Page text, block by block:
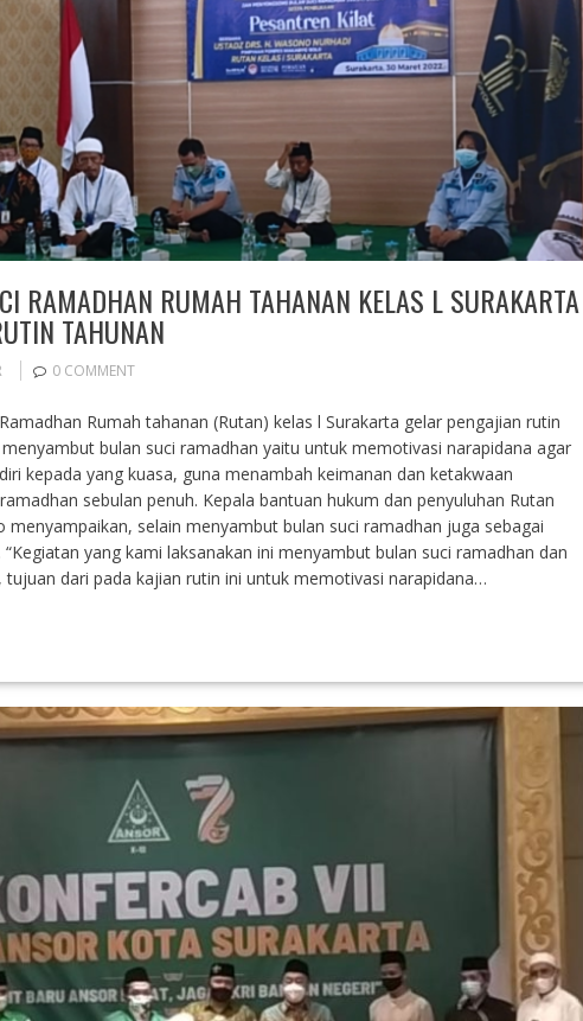
RAMADHAN RUMAH TAHANAN KELAS L SURAKARTA
TAHUNAN
0 COMMENT
Rumah tahanan (Rutan) kelas l Surakarta gelar pengajian rutin
bulan suci ramadhan yaitu untuk memotivasi narapidana agar
kepada yang kuasa, guna menambah keimanan dan ketakwaan
sebulan penuh. Kepala bantuan hukum dan penyuluhan Rutan
menyampaikan, selain menyambut bulan suci ramadhan juga sebagai
yang kami laksanakan ini menyambut bulan suci ramadhan dan
dari pada kajian rutin ini untuk memotivasi narapidana…